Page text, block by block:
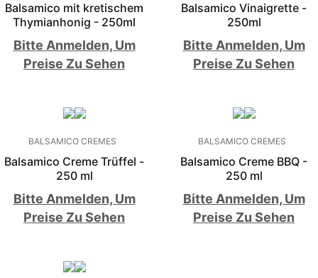
Balsamico mit kretischem
Thymianhonig - 250ml
Bitte Anmelden, Um
Preise Zu Sehen
Balsamico Vinaigrette -
250ml
Bitte Anmelden, Um
Preise Zu Sehen
BALSAMICO CREMES
Balsamico Creme Trüffel -
250 ml
Bitte Anmelden, Um
Preise Zu Sehen
BALSAMICO CREMES
Balsamico Creme BBQ -
250 ml
Bitte Anmelden, Um
Preise Zu Sehen